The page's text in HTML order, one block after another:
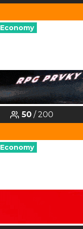
Economy
50/ 200
Economy